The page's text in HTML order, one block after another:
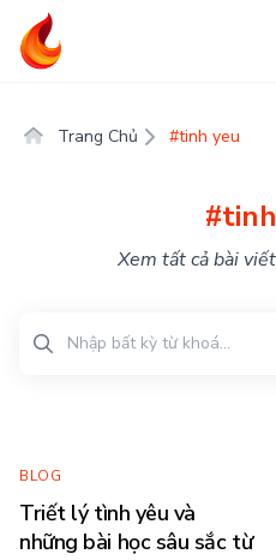
Trang Chủ #tinh yeu
Xem tất cả bài
BLOG
Triết lý tình yêu và
những bài học sâu sắc từ